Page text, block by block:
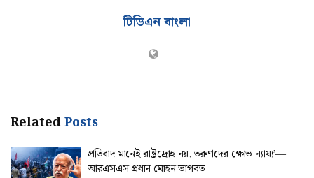
টিডিএন বাংলা
RelatedPosts
প্রতিবাদ মানেই রাষ্ট্রদ্রোহ নয়, তরুণদের ক্ষোভ ন্যায্য’—
আরএসএস প্রধান মোহন ভাগবত